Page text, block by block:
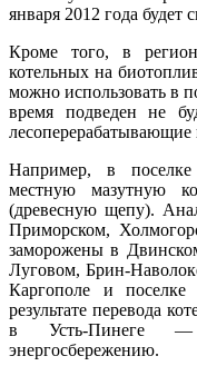
января 2012 года будет
Кроме того, в
котельных на
можно использовать в
время подведен не
лесоперерабатывающие
Например, в поселке
местную мазутную
(древесную щепу).
Приморском,
заморожены в
Луговом, Брин-
Каргополе и
результате перевода
в Усть-Пинеге —
энергосбережению.